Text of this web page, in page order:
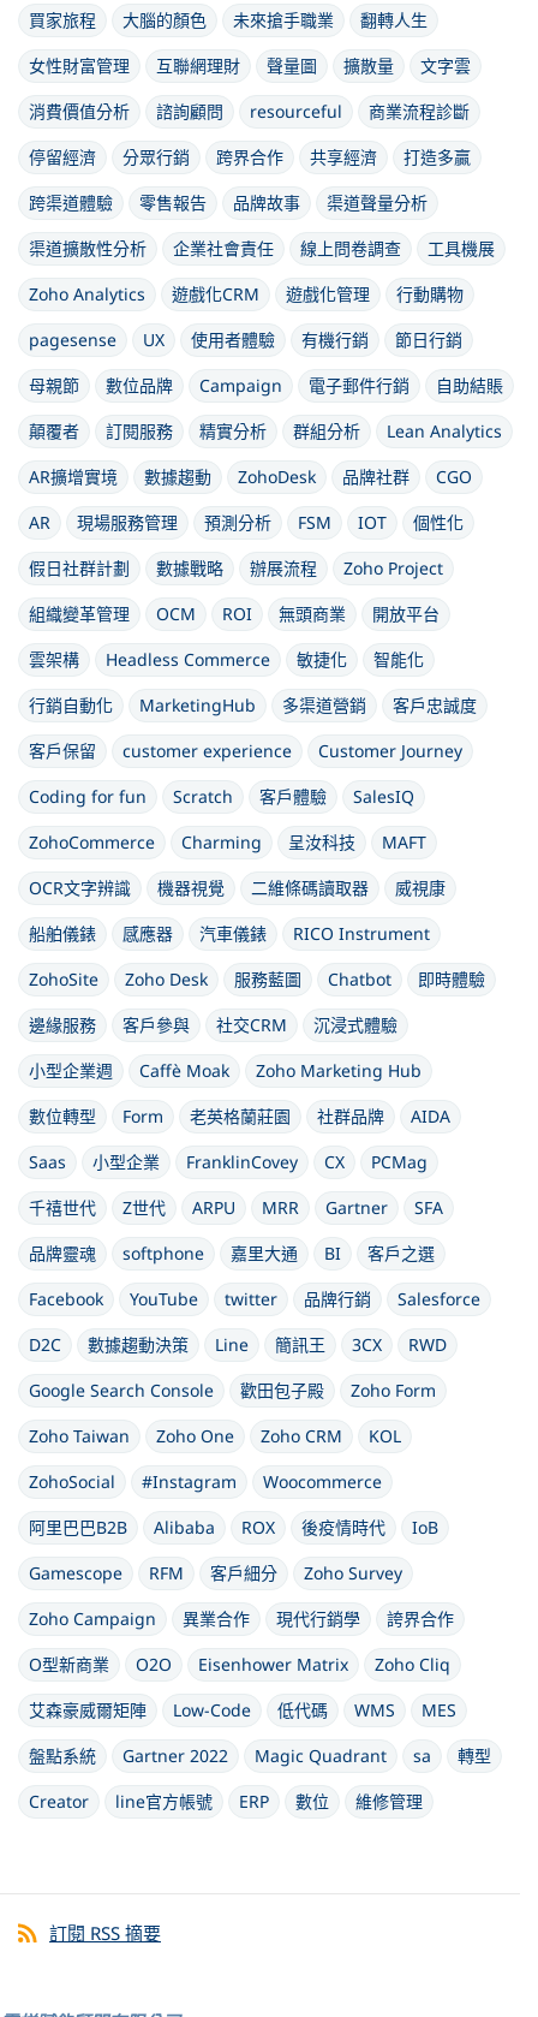
買家旅程
大腦的顏色 未來搶手職業
翻轉人生
女性財富管理
互聯網理財 聲量圖 擴散量
文字雲
消費價值分析
諮詢顧問 resourceful
商業流程診斷
停留經濟
分眾行銷 跨界合作 共享經濟
打造多贏
跨渠道體驗
零售報告 品牌故事
渠道聲量分析
渠道擴散性分析
企業社會責任 線上問卷調查
工具機展
Zoho Analytics
遊戲化CRM 遊戲化管理
行動購物
pagesense
UX 使用者體驗 有機行銷
節日行銷
母親節
數位品牌 Campaign 電子郵件行銷
自助結賬
顛覆者
訂閱服務 精實分析 群組分析
Lean Analytics
AR擴增實境
數據趨動 ZohoDesk 品牌社群
CGO
AR
現場服務管理 預測分析 FSM IOT
個性化
假日社群計劃
數據戰略 辦展流程
Zoho Project
組織變革管理
OCM ROI 無頭商業
開放平台
雲架構
Headless Commerce 敏捷化
智能化
行銷自動化
MarketingHub 多渠道營銷
客戶忠誠度
客戶保留
customer experience
Customer Journey
Coding for fun
Scratch 客戶體驗
SalesIQ
ZohoCommerce
Charming 呈汝科技
MAFT
OCR文字辨識
機器視覺 二維條碼讀取器
威視康
船舶儀錶
感應器 汽車儀錶
RICO Instrument
ZohoSite
Zoho Desk 服務藍圖 Chatbot
即時體驗
邊緣服務
客戶參與 社交CRM
沉浸式體驗
小型企業週
Caffè Moak
Zoho Marketing Hub
數位轉型
Form 老英格蘭莊園 社群品牌
AIDA
Saas
小型企業 FranklinCovey CX
PCMag
千禧世代
Z世代 ARPU MRR Gartner
SFA
品牌靈魂
softphone 嘉里大通 BI
客戶之選
Facebook
YouTube twitter 品牌行銷
Salesforce
D2C
數據趨動決策 Line 簡訊王 3CX
RWD
Google Search Console
歡田包子殿
Zoho Form
Zoho Taiwan
Zoho One Zoho CRM
KOL
ZohoSocial
#Instagram
Woocommerce
阿里巴巴B2B
Alibaba ROX 後疫情時代
IoB
Gamescope
RFM 客戶細分
Zoho Survey
Zoho Campaign
異業合作 現代行銷學
誇界合作
O型新商業
O2O Eisenhower Matrix
Zoho Cliq
艾森豪威爾矩陣
Low-Code 低代碼 WMS
MES
盤點系統
Gartner 2022 Magic Quadrant sa
轉型
Creator
line官方帳號 ERP 數位 維修管理
訂閱 RSS 摘要